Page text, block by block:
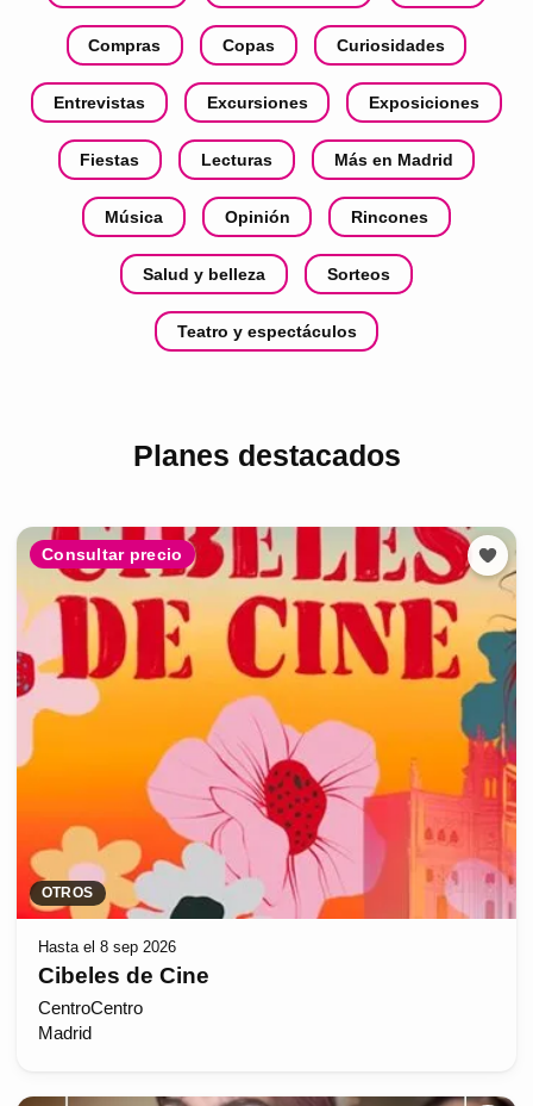
Compras Copas Curiosidades
Entrevistas Excursiones Exposiciones
Fiestas Lecturas Más en Madrid
Música Opinión Rincones
Salud y belleza Sorteos
Teatro y espectáculos
Planes destacados
Consultar precio
OTROS
Hasta el 8 sep 2026
Cibeles de Cine
CentroCentro
Madrid